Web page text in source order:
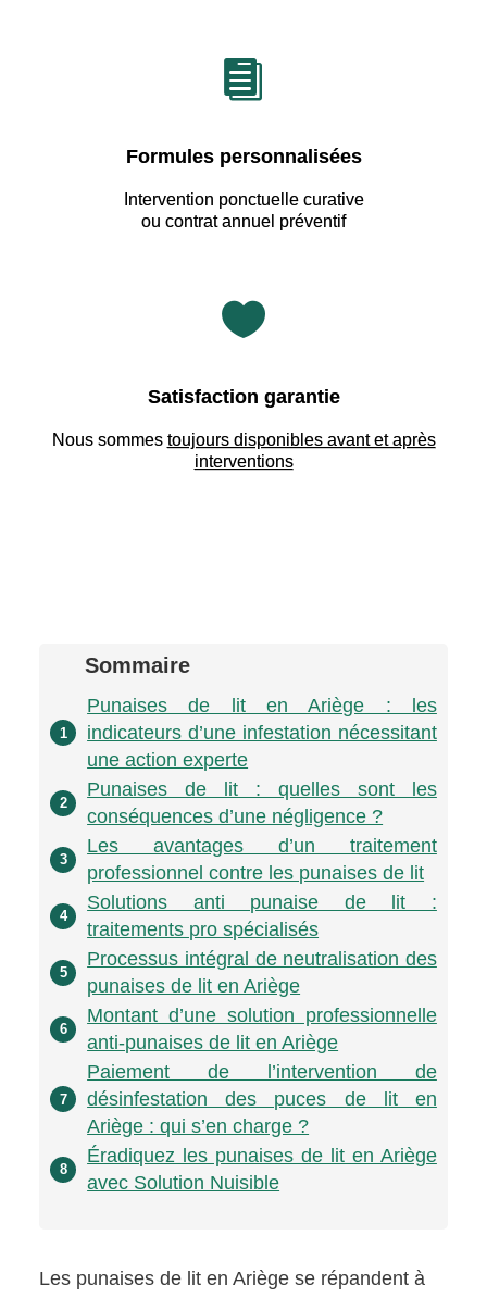

Formules personnalisées
Intervention ponctuelle curative
ou contrat annuel préventif

Satisfaction garantie
Nous sommes toujours disponibles avant et après
interventions
Sommaire
1
Punaises de lit en Ariège : les
indicateurs d’une infestation nécessitant
une action experte
2
Punaises de lit : quelles sont les
conséquences d’une négligence ?
3
Les avantages d’un traitement
professionnel contre les punaises de lit
4
Solutions anti punaise de lit :
traitements pro spécialisés
5
Processus intégral de neutralisation des
punaises de lit en Ariège
6
Montant d’une solution professionnelle
anti-punaises de lit en Ariège
7
Paiement de l’intervention de
désinfestation des puces de lit en
Ariège : qui s’en charge ?
8
Éradiquez les punaises de lit en Ariège
avec Solution Nuisible
Les punaises de lit en Ariège se répandent à